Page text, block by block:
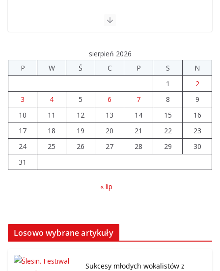
sierpień 2026
P
W Ś C P S
N
1
2
3
4 5 6 7 8
9
10
11 12 13 14 15
16
17
18 19 20 21 22
23
24
25 26 27 28 29
30
31
« lip
Losowo wybrane artykuły
Sukcesy młodych wokalistów z